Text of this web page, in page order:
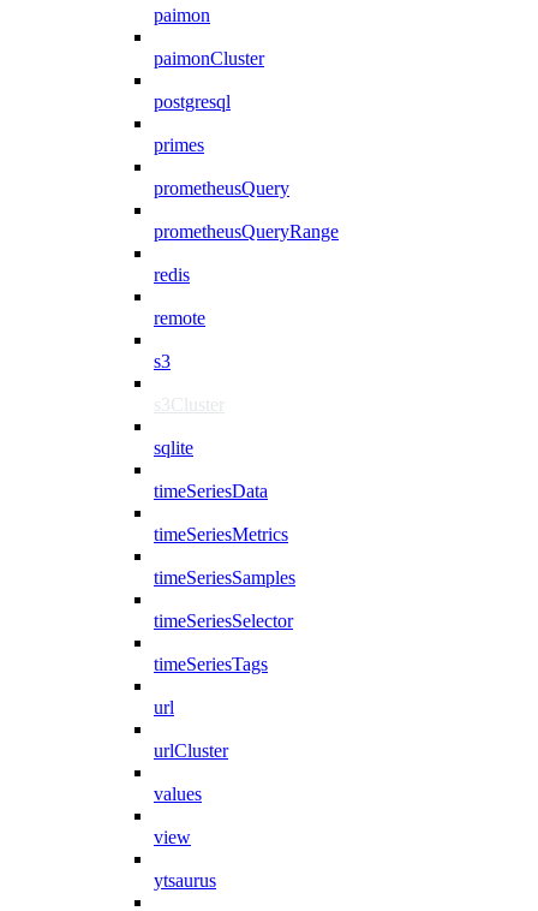
paimon
paimonCluster
postgresql
primes
prometheusQuery
prometheusQueryRange
redis
remote
s3
s3Cluster
sqlite
timeSeriesData
timeSeriesMetrics
timeSeriesSamples
timeSeriesSelector
timeSeriesTags
url
urlCluster
values
view
ytsaurus